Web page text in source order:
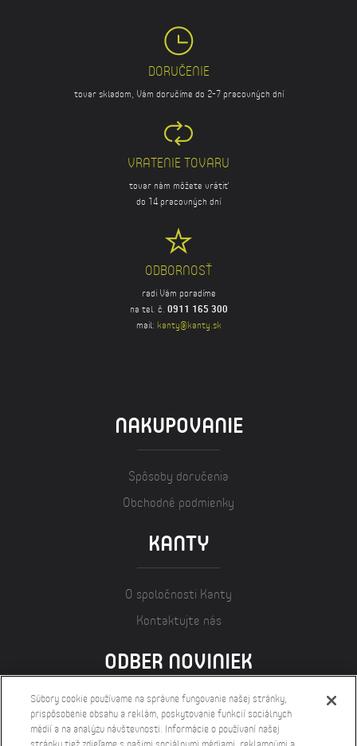
DORUČENIE
tovar skladom, Vám doručíme do 2-7 pracovných dní
VRATENIE TOVARU
tovar nám môžete vrátiť
do 14 pracovných dní
ODBORNOSŤ
radi Vám poradíme
na tel. č. 0911 165 300
mail: kanty@kanty.sk
NAKUPOVANIE
Spôsoby doručenia
Obchodné podmienky
KANTY
O spoločnosti Kanty
Kontaktujte nás
ODBER NOVINIEK
Súbory cookie používame na správne fungovanie našej stránky,
prispôsobenie obsahu a reklám, poskytovanie funkcií sociálnych
médií a na analýzu návštevnosti. Informácie o používaní našej